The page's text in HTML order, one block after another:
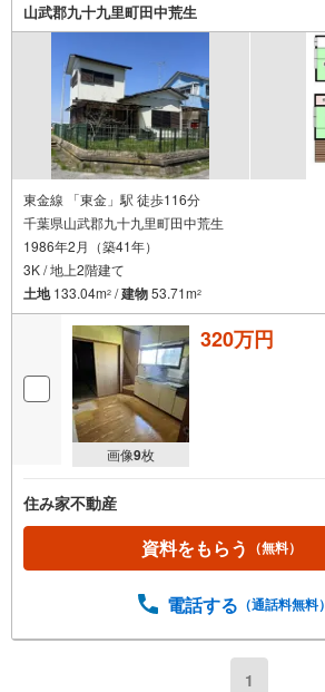
山武郡九十九里町田中荒生
東金線 「東金」駅 徒歩116分
千葉県山武郡九十九里町田中荒生
1986年2月（築41年）
3K / 地上2階建て
土地133.04m2 /建物53.71m2
画像9枚
320万円
住み家不動産
資料をもらう （無料）
電話する （通話料無料）
1